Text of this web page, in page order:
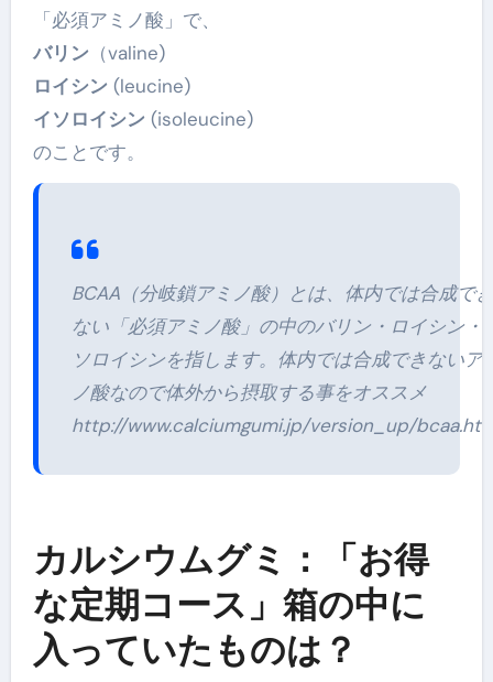
「必須アミノ酸」で、
バリン（valine)
ロイシン(leucine)
イソロイシン(isoleucine)
のことです。
BCAA（分岐鎖アミノ酸）とは、体内では合成でき
ない「必須アミノ酸」の中のバリン・ロイシン・
ソロイシンを指します。体内では合成できないア
ノ酸なので体外から摂取する事をオススメ
http://www.calciumgumi.jp/version_up/
カルシウムグミ：「お得
な定期コース」箱の中に
入っていたものは？